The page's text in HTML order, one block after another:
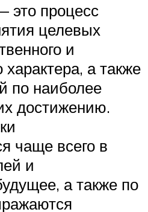
это процесс
целевых
и
характера, а также
по наиболее
достижению.
чаще всего в
и
а также по